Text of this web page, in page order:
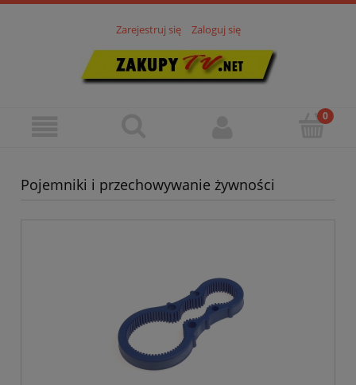
Zarejestruj się Zaloguj się
Pojemniki i przechowywanie żywności